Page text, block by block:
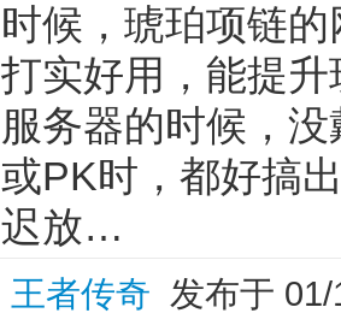
时候，琥珀项链
打实好用，能提
服务器的时候，
或PK时，都好搞
迟放…
王者传奇 发布于